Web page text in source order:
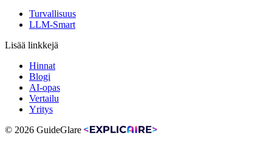
Turvallisuus
LLM-Smart
Lisää linkkejä
Hinnat
Blogi
AI-opas
Vertailu
Yritys
© 2026 GuideGlare